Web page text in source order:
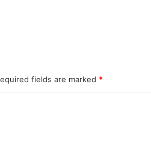
fields are marked *